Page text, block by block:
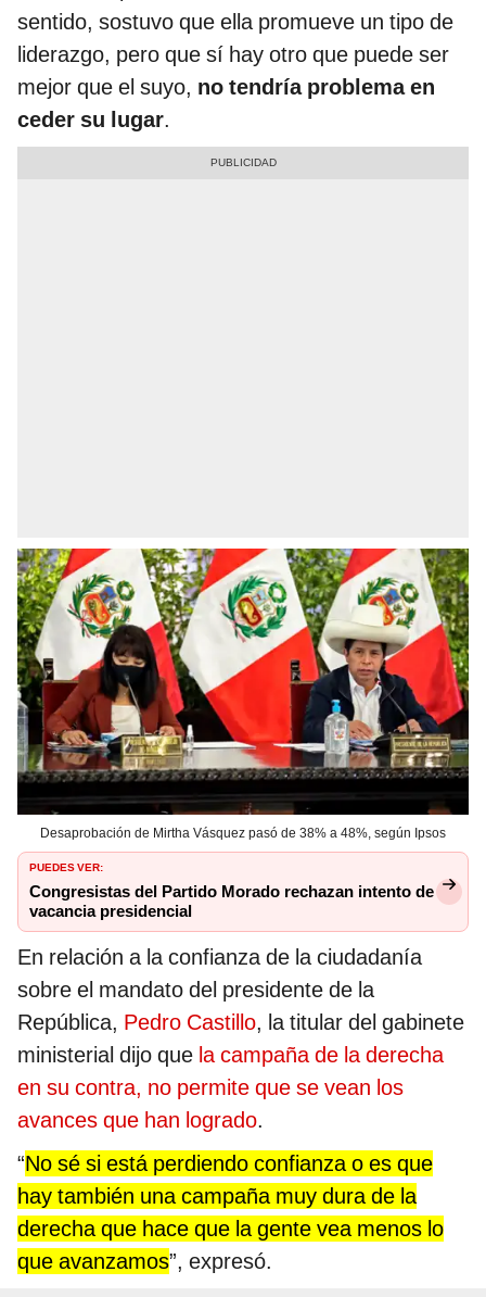
sentido, sostuvo que ella promueve un tipo de
liderazgo, pero que sí hay otro que puede ser
mejor que el suyo, no tendría problema en
ceder su lugar.
Desaprobación de Mirtha Vásquez pasó de 38% a 48%, según Ipsos
PUEDES VER:
Congresistas del Partido Morado rechazan intento de
vacancia presidencial
En relación a la confianza de la ciudadanía
sobre el mandato del presidente de la
República, Pedro Castillo, la titular del gabinete
ministerial dijo que la campaña de la derecha
en su contra, no permite que se vean los
avances que han logrado.
“No sé si está perdiendo confianza o es que
hay también una campaña muy dura de la
derecha que hace que la gente vea menos lo
que avanzamos”, expresó.